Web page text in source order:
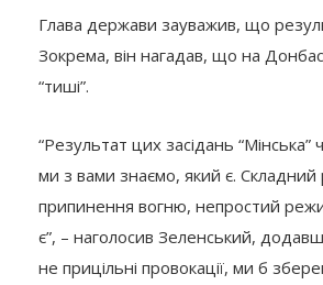
Глава держави зауважив, що
Зокрема, він нагадав, що на
“тиші”.
“Результат цих засідань “Мінська”
ми з вами знаємо, який є.
припинення вогню, непростий
є”, – наголосив Зеленський,
не прицільні провокації, ми б